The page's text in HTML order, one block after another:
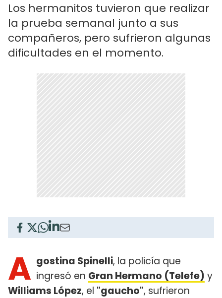
Los hermanitos tuvieron que realizar
la prueba semanal junto a sus
compañeros, pero sufrieron algunas
dificultades en el momento.
A gostina Spinelli, la policía que
ingresó en Gran Hermano (Telefe) y
Williams López, el "gaucho", sufrieron